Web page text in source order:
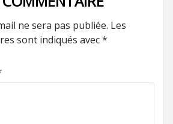
ne sera pas publiée. Les
sont indiqués avec*